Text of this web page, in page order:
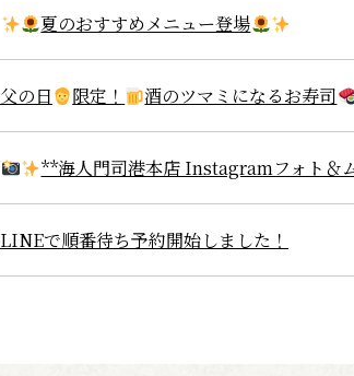
夏のおすすめメニュー登場
父の日 限定！ 酒のツマミになるお寿司
**海人門司港本店 Instagramフォト＆
LINEで順番待ち予約開始しました！